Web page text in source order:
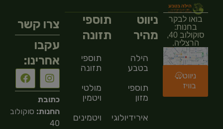
בואו לבקר
בחנות:
סוקולוב 40,
הרצליה.
ניווט
בוויז
ניווט
מהיר
הילה
בטבע
תוספי
מזון
אירידיולוגיה
תוספי
תזונה
תוספי
תזונה
מולטי
ויטמין
ויטמינים
צרו קשר
עקבו
אחרינו:
כתובת
החנות: סוקולוב
40